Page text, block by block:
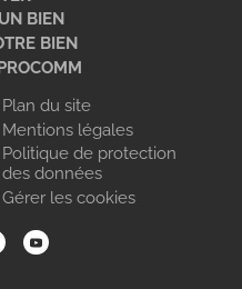
BIEN
BIEN
Plan du site
Mentions légales
Politique de protection
des données
Gérer les cookies